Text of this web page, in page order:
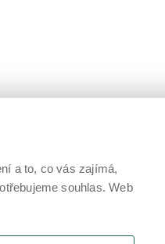
a to, co vás zajímá,
souhlas. Web